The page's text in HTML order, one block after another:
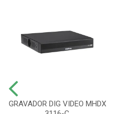
GRAVADOR DIG VIDEO MHDX